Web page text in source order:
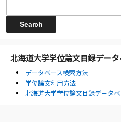
北海道大学学位論文目録データ
データベース検索方法
学位論文利用方法
北海道大学学位論文目録データ